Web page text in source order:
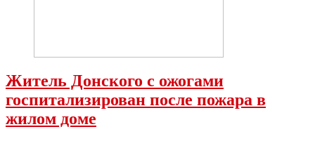
Житель Донского с ожогами
госпитализирован после пожара в
жилом доме